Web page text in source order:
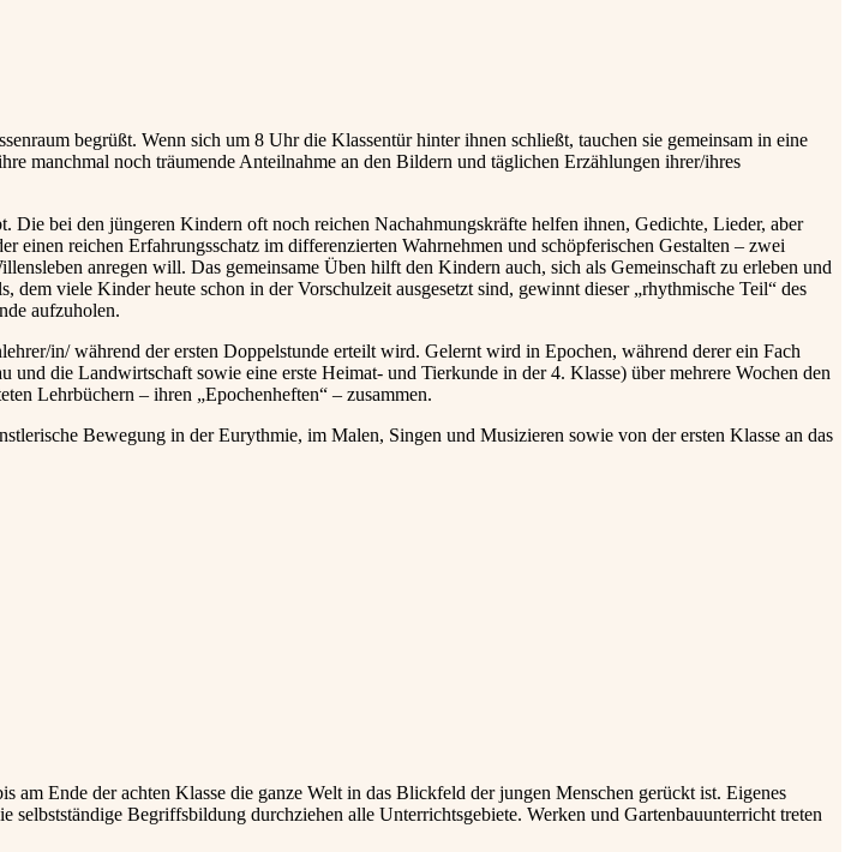
begrüßt. Wenn sich um 8 Uhr die Klassentür hinter ihnen schließt, tauchen sie gemeinsam in eine
manchmal noch träumende Anteilnahme an den Bildern und täglichen Erzählungen ihrer/ihres
bei den jüngeren Kindern oft noch reichen Nachahmungskräfte helfen ihnen, Gedichte, Lieder, aber
reichen Erfahrungsschatz im differenzierten Wahrnehmen und schöpferischen Gestalten – zwei
anregen will. Das gemeinsame Üben hilft den Kindern auch, sich als Gemeinschaft zu erleben und
viele Kinder heute schon in der Vorschulzeit ausgesetzt sind, gewinnt dieser „rhythmische Teil“ des
aufzuholen.
in/ während der ersten Doppelstunde erteilt wird. Gelernt wird in Epochen, während derer ein Fach
die Landwirtschaft sowie eine erste Heimat- und Tierkunde in der 4. Klasse) über mehrere Wochen den
Lehrbüchern – ihren „Epochenheften“ – zusammen.
Bewegung in der Eurythmie, im Malen, Singen und Musizieren sowie von der ersten Klasse an das
Ende der achten Klasse die ganze Welt in das Blickfeld der jungen Menschen gerückt ist. Eigenes
Begriffsbildung durchziehen alle Unterrichtsgebiete. Werken und Gartenbauunterricht treten